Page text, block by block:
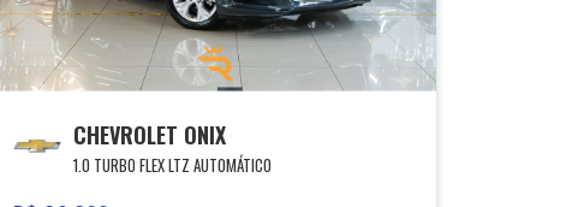
CHEVROLET ONIX
1.0 TURBO FLEX LTZ AUTOMÁTICO